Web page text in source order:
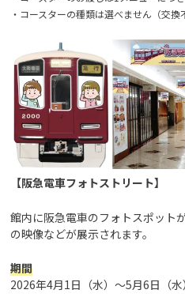
・コースターの種類は選べません（交換
【阪急電車フォトストリート】
館内に阪急電車のフォトスポット
の映像などが展示されます。
期間
2026年4月1日（水）～5月6日（水